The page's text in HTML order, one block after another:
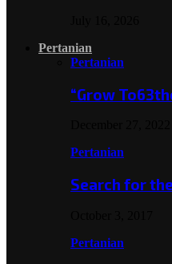
Pertanian
Pertanian
“Grow
Pertanian
Search for
Pertanian